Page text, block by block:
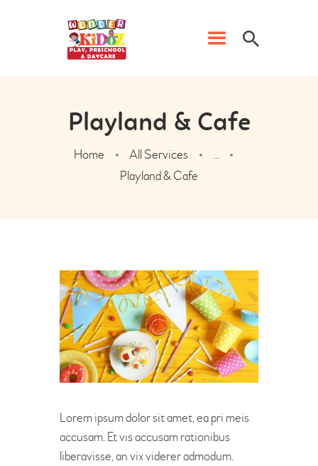
Playland & Cafe
Home All Services ...
Playland & Cafe
WK EVENTS
CONTACT US
ADMISSION FORM
FRANCHISE FORM
Lorem ipsum dolor sit amet, ea pri meis
accusam. Et vis accusam rationibus
liberavisse, an vix viderer admodum.